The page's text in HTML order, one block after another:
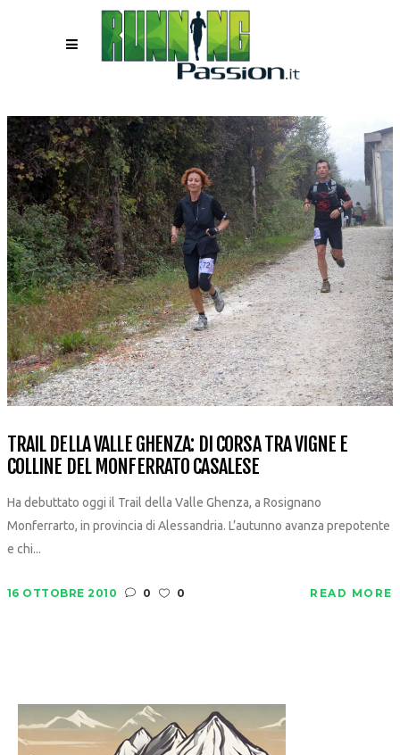
TRAIL DELLA VALLE GHENZA: DI CORSA TRA VIGNE E
COLLINE DEL MONFERRATO CASALESE
Ha debuttato oggi il Trail della Valle Ghenza, a Rosignano
Monferrarto, in provincia di Alessandria. L’autunno avanza prepotente
e chi...
16 OTTOBRE 2010 0 0 READ MORE